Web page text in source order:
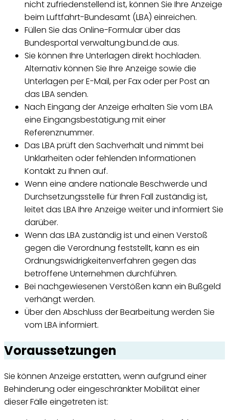
nicht zufriedenstellend ist, können Sie Ihre Anzeige
beim Luftfahrt-Bundesamt (LBA) einreichen.
Füllen Sie das Online-Formular über das
Bundesportal verwaltung.bund.de aus.
Sie können Ihre Unterlagen direkt hochladen.
Alternativ können Sie Ihre Anzeige sowie die
Unterlagen per E-Mail, per Fax oder per Post an
das LBA senden.
Nach Eingang der Anzeige erhalten Sie vom LBA
eine Eingangsbestätigung mit einer
Referenznummer.
Das LBA prüft den Sachverhalt und nimmt bei
Unklarheiten oder fehlenden Informationen
Kontakt zu Ihnen auf.
Wenn eine andere nationale Beschwerde und
Durchsetzungsstelle für Ihren Fall zuständig ist,
leitet das LBA Ihre Anzeige weiter und informiert Sie
darüber.
Wenn das LBA zuständig ist und einen Verstoß
gegen die Verordnung feststellt, kann es ein
Ordnungswidrigkeitenverfahren gegen das
betroffene Unternehmen durchführen.
Bei nachgewiesenen Verstößen kann ein Bußgeld
verhängt werden.
Über den Abschluss der Bearbeitung werden Sie
vom LBA informiert.
Voraussetzungen
Sie können Anzeige erstatten, wenn aufgrund einer
Behinderung oder eingeschränkter Mobilität einer
dieser Fälle eingetreten ist: